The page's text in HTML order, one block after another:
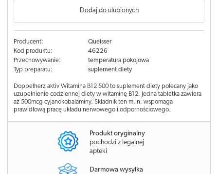
Dodaj do ulubionych
Producent:
Queisser
Kod produktu:
46226
Przechowywanie:
temperatura pokojowa
Typ preparatu:
suplement diety
Doppelherz aktiv Witamina B12 500 to suplement diety polecany jako
uzupełnienie codziennej diety w witaminę B12. Jedna tabletka zawiera
aż 500mcg cyjanokobalaminy. Składnik ten m.in. wspomaga
prawidłową pracę układu nerwowego i odpornościowego.
Produkt oryginalny
pochodzi z legalnej
apteki
Darmowa wysyłka